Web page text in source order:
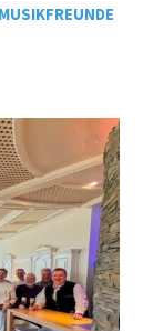
MUSIKFREUNDE